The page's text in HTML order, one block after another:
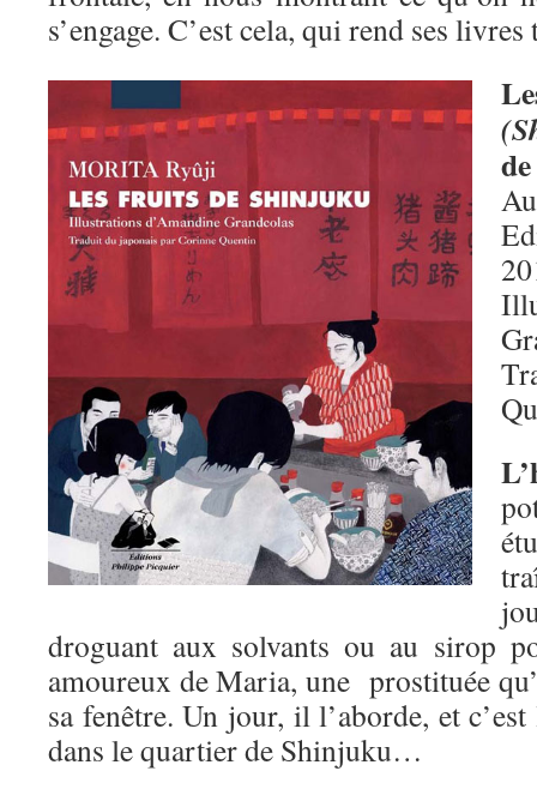
s’engage. C’est cela, qui rend ses
droguant aux solvants ou au sirop
amoureux de Maria, une prostituée
sa fenêtre. Un jour, il l’aborde, et
dans le quartier de Shinjuku…